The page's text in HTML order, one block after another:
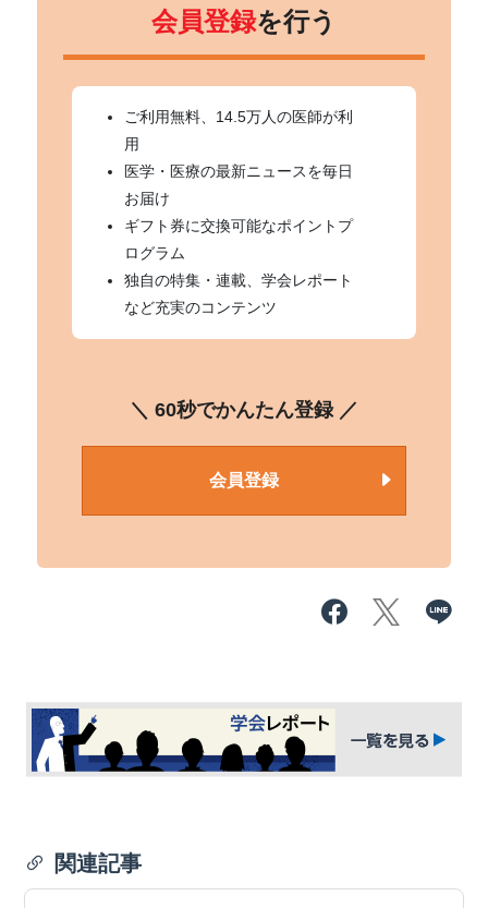
会員登録を行う
ご利用無料、14.5万人の医師が利
用
医学・医療の最新ニュースを毎日
お届け
ギフト券に交換可能なポイントプ
ログラム
独自の特集・連載、学会レポート
など充実のコンテンツ
＼ 60秒でかんたん登録 ／
会員登録
関連記事